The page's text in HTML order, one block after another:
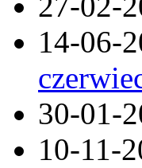
14-06-
30-01-
10-11-